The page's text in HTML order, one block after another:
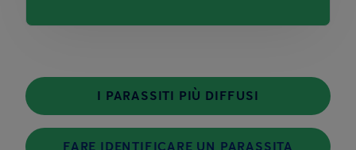
I PARASSITI PIÙ DIFFUSI
FARE IDENTIFICARE UN PARASSITA